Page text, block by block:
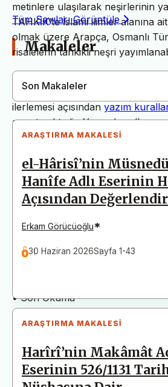
metinlere ulaşılarak neşirlerinin
TAHKİK’te İslami ilimler alanına
olmak üzere Arapça, Osmanlı
risalelerin tahkikli neşri
Dergimiz yayın süreçlerinin daha
ilerlemesi açısından yazım
arz etmektedir. Yazım kurallarına
başvurular değerlendirme
edilecektir. Bu nedenle
önce çalışmanızın yazım
düzenlendiğinden emin olunuz.
Yayın İnceleme Süreci (Yaklaşık
• Editör İncelemesi
• Şekilsel ve Etik Ön İnceleme
• Son Okuma
Tüm Sayıları Görüntüle
Makaleler
Son Makaleler
ARAŞTIRMA MAKALESI
el-Hârisî’nin
Hanîfe Adlı Eserinin
Açısından
Erkam Görücüoğlu*
30 Haziran 2026Sayfa 1-43
ARAŞTIRMA MAKALESI
Harîrî’nin Makâmât
Eserinin 526/1131